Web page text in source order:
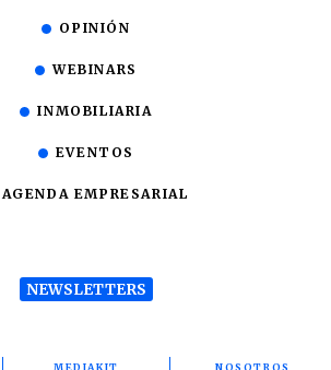
OPINIÓN
WEBINARS
INMOBILIARIA
EVENTOS
AGENDA EMPRESARIAL
NEWSLETTERS
MEDIAKIT NOSOTROS